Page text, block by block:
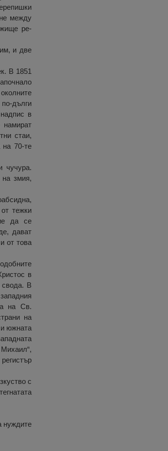
между
ре­
и две
В 1851
дълги
в
намират
стаи,
на 70-те
чучура.
змия,
тежки
да се
дават
от това
в
свода. В
на Св.
на
и южната
с
нуждите